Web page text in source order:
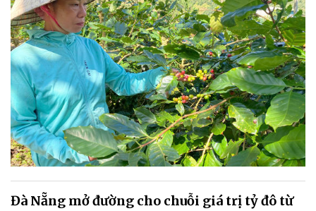
Đà Nẵng mở đường cho chuỗi giá trị tỷ đô từ